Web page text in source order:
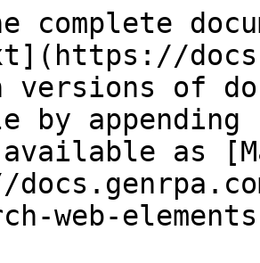
complete
versions of
by
as
web-